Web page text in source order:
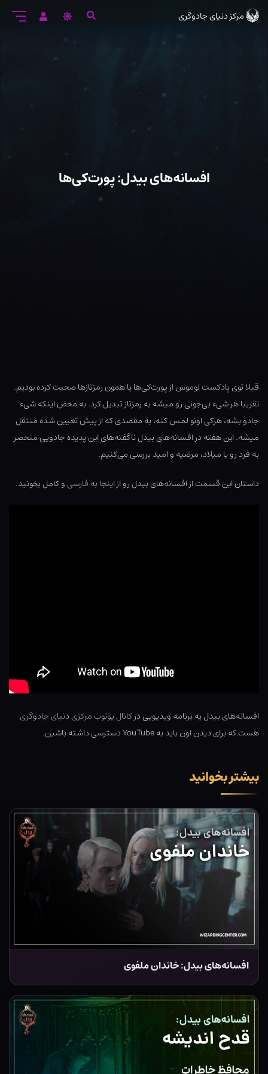
ورود
مرکز دنیای جادوگری
افسانه‌های بیدل: پورت‌کی‌ها
قبلا توی پادکست لوموس از پورت‌کی‌ها یا همون رمزتازها صحبت کرده بودیم.
تقریبا هر شیء بی‌جونی رو میشه به رمزتاز تبدیل کرد. به محض اینکه شیء
جادو بشه، هرکی اونو لمس کنه، به مقصدی که از پیش تعیین شده منتقل
میشه. این هفته در افسانه‌های بیدل ناگفته‌های این پدیده جادویی منحصر
به فرد رو با میلاد، مرضیه و امید بررسی می‌کنیم.
داستان این قسمت از افسانه‌های بیدل رو ازاینجا به فارسیو کامل بخونید.
افسانه‌های بیدل یه برنامه ویدیویی درکانال یوتوب مرکزی دنیای جادوگری
هست که برای دیدن اون باید به YouTube دسترسی داشته باشین.
بیشتر بخوانید
افسانه‌های بیدل: خاندان ملفوی